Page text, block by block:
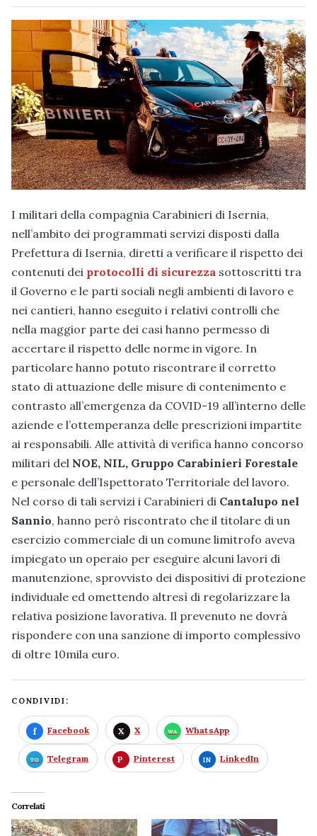
I militari della compagnia Carabinieri di Isernia,
nell’ambito dei programmati servizi disposti dalla
Prefettura di Isernia, diretti a verificare il rispetto dei
contenuti dei protocolli di sicurezza sottoscritti tra
il Governo e le parti sociali negli ambienti di lavoro e
nei cantieri, hanno eseguito i relativi controlli che
nella maggior parte dei casi hanno permesso di
accertare il rispetto delle norme in vigore. In
particolare hanno potuto riscontrare il corretto
stato di attuazione delle misure di contenimento e
contrasto all’emergenza da COVID-19 all’interno delle
aziende e l’ottemperanza delle prescrizioni impartite
ai responsabili. Alle attività di verifica hanno concorso
militari del NOE, NIL, Gruppo Carabinieri Forestale
e personale dell’Ispettorato Territoriale del lavoro.
Nel corso di tali servizi i Carabinieri di Cantalupo nel
Sannio, hanno però riscontrato che il titolare di un
esercizio commerciale di un comune limitrofo aveva
impiegato un operaio per eseguire alcuni lavori di
manutenzione, sprovvisto dei dispositivi di protezione
individuale ed omettendo altresì di regolarizzare la
relativa posizione lavorativa. Il prevenuto ne dovrà
rispondere con una sanzione di importo complessivo
di oltre 10mila euro.
CONDIVIDI:
Facebook X WhatsApp
Telegram Pinterest LinkedIn
Correlati